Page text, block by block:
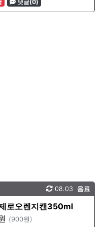
댓글(0)
음료
08.03
로오렌지캔350ml
(900원)